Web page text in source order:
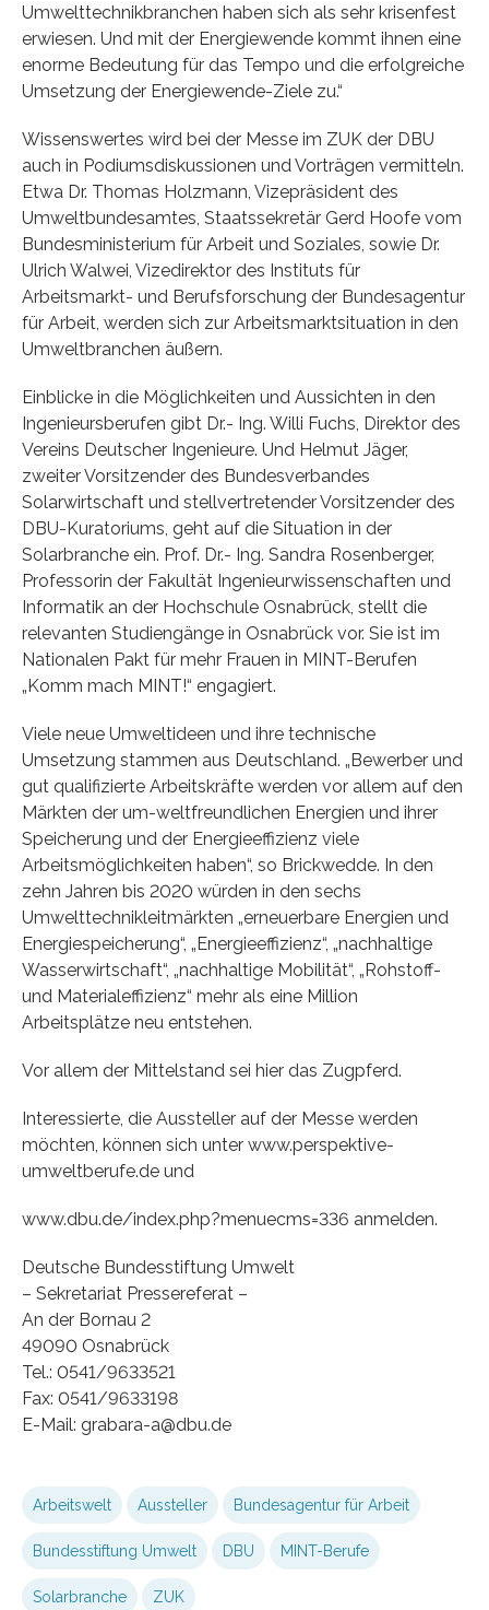
Umwelttechnikbranchen haben sich als sehr krisenfest
erwiesen. Und mit der Energiewende kommt ihnen eine
enorme Bedeutung für das Tempo und die erfolgreiche
Umsetzung der Energiewende-Ziele zu.“
Wissenswertes wird bei der Messe im ZUK der DBU
auch in Podiumsdiskussionen und Vorträgen vermitteln.
Etwa Dr. Thomas Holzmann, Vizepräsident des
Umweltbundesamtes, Staatssekretär Gerd Hoofe vom
Bundesministerium für Arbeit und Soziales, sowie Dr.
Ulrich Walwei, Vizedirektor des Instituts für
Arbeitsmarkt- und Berufsforschung der Bundesagentur
für Arbeit, werden sich zur Arbeitsmarktsituation in den
Umweltbranchen äußern.
Einblicke in die Möglichkeiten und Aussichten in den
Ingenieursberufen gibt Dr.- Ing. Willi Fuchs, Direktor des
Vereins Deutscher Ingenieure. Und Helmut Jäger,
zweiter Vorsitzender des Bundesverbandes
Solarwirtschaft und stellvertretender Vorsitzender des
DBU-Kuratoriums, geht auf die Situation in der
Solarbranche ein. Prof. Dr.- Ing. Sandra Rosenberger,
Professorin der Fakultät Ingenieurwissenschaften und
Informatik an der Hochschule Osnabrück, stellt die
relevanten Studiengänge in Osnabrück vor. Sie ist im
Nationalen Pakt für mehr Frauen in MINT-Berufen
„Komm mach MINT!“ engagiert.
Viele neue Umweltideen und ihre technische
Umsetzung stammen aus Deutschland. „Bewerber und
gut qualifizierte Arbeitskräfte werden vor allem auf den
Märkten der um-weltfreundlichen Energien und ihrer
Speicherung und der Energieeffizienz viele
Arbeitsmöglichkeiten haben“, so Brickwedde. In den
zehn Jahren bis 2020 würden in den sechs
Umwelttechnikleitmärkten „erneuerbare Energien und
Energiespeicherung“, „Energieeffizienz“, „nachhaltige
Wasserwirtschaft“, „nachhaltige Mobilität“, „Rohstoff-
und Materialeffizienz“ mehr als eine Million
Arbeitsplätze neu entstehen.
Vor allem der Mittelstand sei hier das Zugpferd.
Interessierte, die Aussteller auf der Messe werden
möchten, können sich unter www.perspektive-
umweltberufe.de und
www.dbu.de/index.php?menuecms=336 anmelden.
Deutsche Bundesstiftung Umwelt
– Sekretariat Pressereferat –
An der Bornau 2
49090 Osnabrück
Tel.: 0541/9633521
Fax: 0541/9633198
E-Mail: grabara-a@dbu.de
Arbeitswelt Aussteller Bundesagentur für Arbeit
Bundesstiftung Umwelt DBU MINT-Berufe
Solarbranche ZUK